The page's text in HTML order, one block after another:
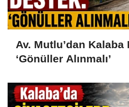
Av. Mutlu’dan Kalaba
‘Gönüller Alınmalı’